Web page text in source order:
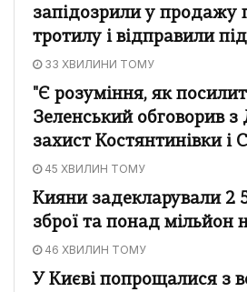
запідозрили у продажу
тротилу і відправили
33 ХВИЛИНИ ТОМУ
"Є розуміння, як
Зеленський обговорив
захист Костянтинівки і
45 ХВИЛИН ТОМУ
Кияни задекларували 2
зброї та понад мільйон
46 ХВИЛИН ТОМУ
У Києві попрощалися з